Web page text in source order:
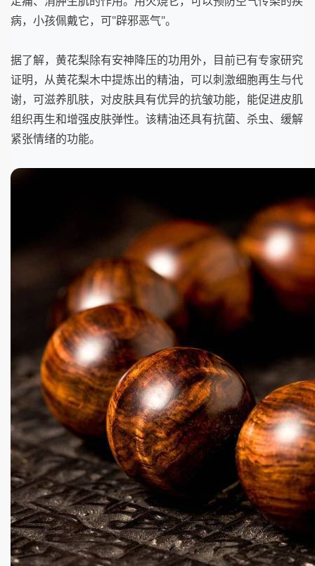
病，小孩佩戴它，可"辟邪恶气"。
据了解，黄花梨除有安神降压的功用外，目前已有专家研究
证明，从黄花梨木中提炼出的精油，可以刺激细胞再生与代
谢，可滋养肌肤，对皮肤具有优异的抗皱功能，能促进皮肌
组织再生和增强皮肤弹性。该精油还具有抗菌、杀虫、缓解
紧张情绪的功能。